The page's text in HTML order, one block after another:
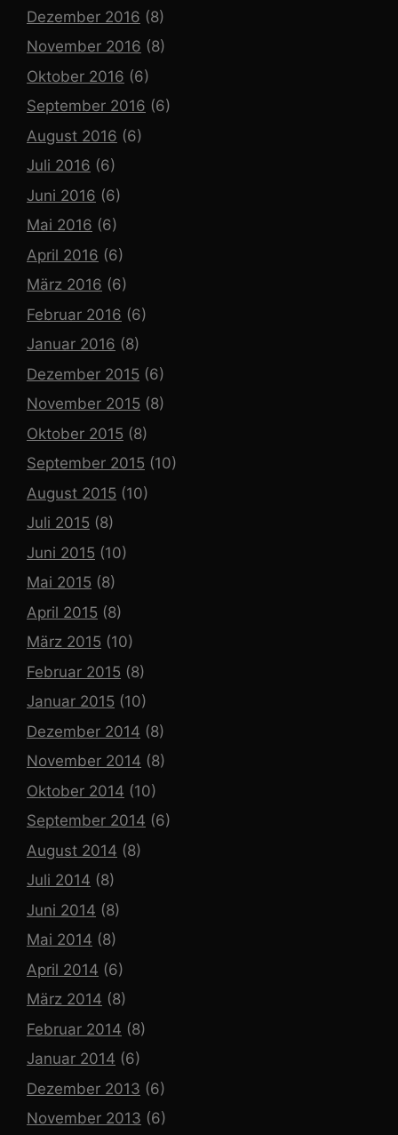
Dezember 2016 (8)
November 2016 (8)
Oktober 2016 (6)
September 2016 (6)
August 2016 (6)
Juli 2016 (6)
Juni 2016 (6)
Mai 2016 (6)
April 2016 (6)
März 2016 (6)
Februar 2016 (6)
Januar 2016 (8)
Dezember 2015 (6)
November 2015 (8)
Oktober 2015 (8)
September 2015 (10)
August 2015 (10)
Juli 2015 (8)
Juni 2015 (10)
Mai 2015 (8)
April 2015 (8)
März 2015 (10)
Februar 2015 (8)
Januar 2015 (10)
Dezember 2014 (8)
November 2014 (8)
Oktober 2014 (10)
September 2014 (6)
August 2014 (8)
Juli 2014 (8)
Juni 2014 (8)
Mai 2014 (8)
April 2014 (6)
März 2014 (8)
Februar 2014 (8)
Januar 2014 (6)
Dezember 2013 (6)
November 2013 (6)